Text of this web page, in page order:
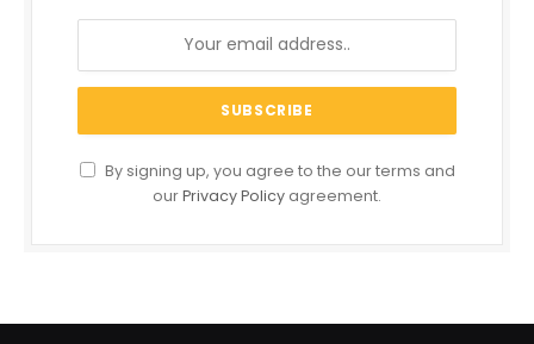
By signing up, you agree to the our terms and
ourPrivacy Policy agreement.